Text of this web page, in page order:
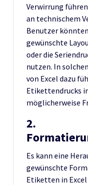
Verwirrung
an technischem
Benutzer
gewünschte
oder die
nutzen. In
von Excel dazu
Etikettendrucks
möglicherweise
2.
Es kann eine
gewünschte
Etiketten in